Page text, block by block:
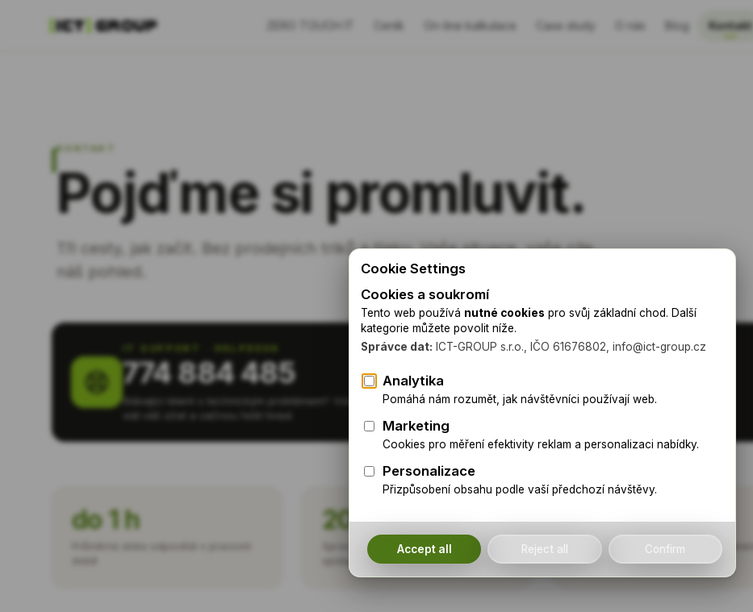
Ceník On-line kalkulace Case study O nás Blog Kontakt
KONTAKT
Pojďme si promluvit.
Tři cesty, jak začít. Bez prodejních triků a tlaku. Vaše situace, vaše cíle,
náš pohled.
774 884 485
Stávající klient s technickým problémem? Volejte přímo na helpdesk — operátoři
do 1 h 200+
Spravovaných firem · průměrná délka
spolupráce 7 let
0 Kč
Úvodní 30minutový hovor s Romanem